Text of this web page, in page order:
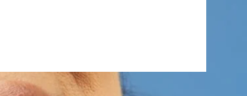
Pelle grassa